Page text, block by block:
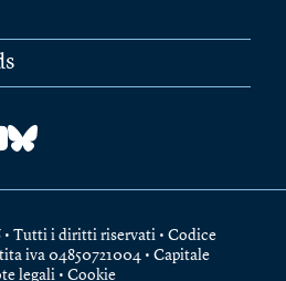
• Tutti i diritti riservati • Codice
iva 04850721004 • Capitale
legali • Cookie